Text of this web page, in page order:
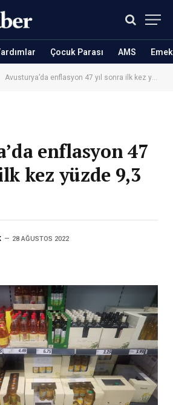
Çocuk Parası AMS
Avusturya’da enflasyon 47 yıl sonra ilk kez yüzde 9,3 oldu
enflasyon 47
kez yüzde 9,3
28 AĞUSTOS 2022